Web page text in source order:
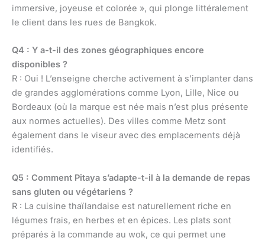
immersive, joyeuse et colorée », qui plonge littéralement
le client dans les rues de Bangkok.
Q4 : Y a-t-il des zones géographiques encore
disponibles ?
R : Oui ! L’enseigne cherche activement à s’implanter dans
de grandes agglomérations comme Lyon, Lille, Nice ou
Bordeaux (où la marque est née mais n’est plus présente
aux normes actuelles). Des villes comme Metz sont
également dans le viseur avec des emplacements déjà
identifiés.
Q5 : Comment Pitaya s’adapte-t-il à la demande de repas
sans gluten ou végétariens ?
R : La cuisine thaïlandaise est naturellement riche en
légumes frais, en herbes et en épices. Les plats sont
préparés à la commande au wok, ce qui permet une